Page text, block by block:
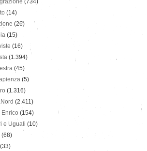
(734)
(14)
(26)
(15)
(16)
(1.394)
(45)
(5)
(1.316)
(2.411)
Enrico (154)
e Uguali (10)
(68)
(33)